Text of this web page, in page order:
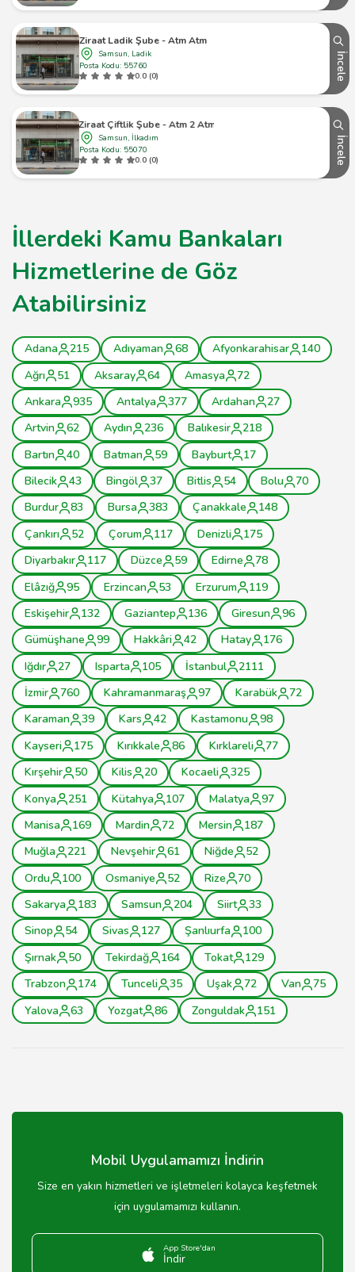
Ziraat Ladik Şube - Atm Atm
Samsun, Ladik
Posta Kodu: 55760
0.0 (0)
İncele
Ziraat Çiftlik Şube - Atm 2 Atm
Samsun, İlkadım
Posta Kodu: 55070
0.0 (0)
İncele
İllerdeki Kamu Bankaları
Hizmetlerine de Göz
Atabilirsiniz
Adana 215 Adıyaman 68 Afyonkarahisar
140
Ağrı
51 Aksaray 64 Amasya
72
Ankara
935 Antalya 377 Ardahan
27
Artvin
62 Aydın 236 Balıkesir
218
Bartın
40 Batman 59 Bayburt
17
Bilecik
43 Bingöl 37 Bitlis 54 Bolu
70
Burdur
83 Bursa 383 Çanakkale
148
Çankırı
52 Çorum 117 Denizli
175
Diyarbakır
117 Düzce 59 Edirne
78
Elâzığ
95 Erzincan 53 Erzurum
119
Eskişehir
132 Gaziantep 136 Giresun
96
Gümüşhane
99 Hakkâri 42 Hatay
176
Iğdır
27 Isparta 105 İstanbul
2111
İzmir
760 Kahramanmaraş 97 Karabük
72
Karaman
39 Kars 42 Kastamonu
98
Kayseri
175 Kırıkkale 86 Kırklareli
77
Kırşehir
50 Kilis 20 Kocaeli
325
Konya
251 Kütahya 107 Malatya
97
Manisa
169 Mardin 72 Mersin
187
Muğla
221 Nevşehir 61 Niğde
52
Ordu
100 Osmaniye 52 Rize
70
Sakarya
183 Samsun 204 Siirt
33
Sinop
54 Sivas 127 Şanlıurfa
100
Şırnak
50 Tekirdağ 164 Tokat
129
Trabzon
174 Tunceli 35 Uşak 72 Van
75
Yalova
63 Yozgat 86 Zonguldak 151
Mobil Uygulamamızı İndirin
Size en yakın hizmetleri ve işletmeleri kolayca keşfetmek
için uygulamamızı kullanın.
App Store'dan
İndir